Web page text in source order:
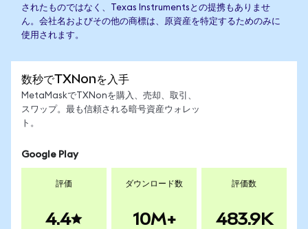
されたものではなく、Texas Instrumentsとの提携もありませ
ん。会社名およびその他の商標は、原資産を特定するためのみに
使用されます。
数秒でTXNonを入手
MetaMaskでTXNonを購入、売却、取引、
スワップ。最も信頼される暗号資産ウォレッ
ト。
Google Play
評価
4.4
ダウンロード数
10M+
評価数
483.9K